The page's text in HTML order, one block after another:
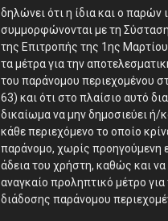
δηλώνει ότι η ίδια και ο παρών
συμμορφώνονται με τη
της Επιτροπής της 1ης
τα μέτρα για την
του παράνομου περιεχομένου
63) και ότι στο πλαίσιο αυτό
δικαίωμα να μην δημοσιεύει ή/
κάθε περιεχόμενο το οποίο
παράνομο, χωρίς προηγούμενη
άδεια του χρήστη, καθώς και να
αναγκαίο προληπτικό μέτρο
διάδοσης παράνομου